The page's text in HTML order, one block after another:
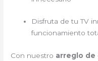
Disfruta de tu TV
funcionamiento
Con nuestro arreglo de